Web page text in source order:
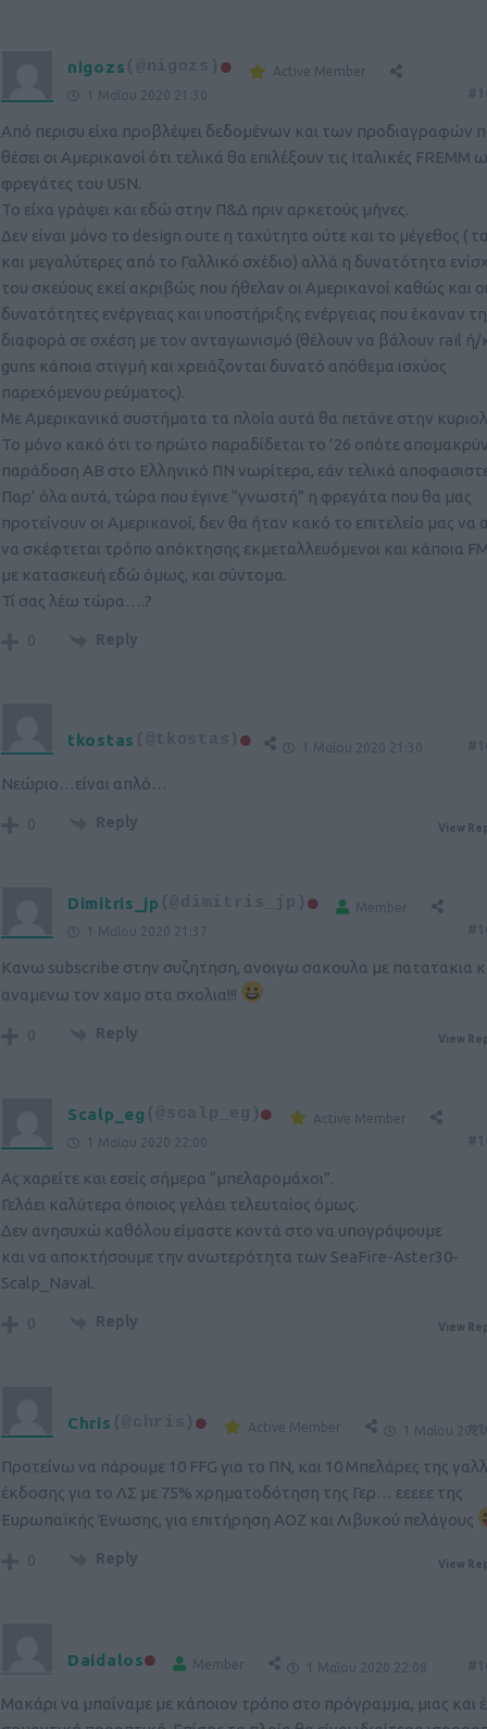
nigozs
Active Member
1 Μαΐου 2020 21:30
Από περισυ είχα προβλέψει δεδομένων και των προδιαγραφών
θέσει οι Αμερικανοί ότι τελικά θα επιλέξουν τις Ιταλικές FREMM
φρεγάτες του USN.
Το είχα γράψει και εδώ στην Π&Δ πριν αρκετούς μήνες.
Δεν είναι μόνο το design ουτε η ταχύτητα ούτε και το μέγεθος (
και μεγαλύτερες από το Γαλλικό σχέδιο) αλλά η δυνατότητα
του σκεύους εκεί ακριβώς που ήθελαν οι Αμερικανοί καθώς και
δυνατότητες ενέργειας και υποστήριξης ενέργειας που έκαναν
διαφορά σε σχέση με τον ανταγωνισμό (θέλουν να βάλουν rail ή/
guns κάποια στιγμή και χρειάζονται δυνατό απόθεμα ισχύος
παρεχόμενου ρεύματος).
Με Αμερικανικά συστήματα τα πλοία αυτά θα πετάνε στην
Το μόνο κακό ότι το πρώτο παραδίδεται το ’26 οπότε
παράδοση ΑΒ στο Ελληνικό ΠΝ νωρίτερα, εάν τελικά
Παρ’ όλα αυτά, τώρα που έγινε “γνωστή” η φρεγάτα που θα μας
προτείνουν οι Αμερικανοί, δεν θα ήταν κακό το επιτελείο μας να
να σκέφτεται τρόπο απόκτησης εκμεταλλευόμενοι και κάποια
με κατασκευή εδώ όμως, και σύντομα.
Τί σας λέω τώρα….?
0 Reply
tkostas 1 Μαΐου 2020 21:30
Νεώριο…είναι απλό…
0 Reply View
Dimitris_jp
Member
1 Μαΐου 2020 21:37
Κανω subscribe στην συζητηση, ανοιγω σακουλα με πατατακια
αναμενω τον χαμο στα σχολια!!!
0 Reply View
Scalp_eg (@scalp_eg)
Active Member
1 Μαΐου 2020 22:00
Ας χαρείτε και εσείς σήμερα “μπελαρομάχοι”.
Γελάει καλύτερα όποιος γελάει τελευταίος όμως.
Δεν ανησυχώ καθόλου είμαστε κοντά στο να υπογράψουμε
και να αποκτήσουμε την ανωτερότητα των SeaFire-Aster30-
Scalp_Naval.
0 Reply View
Chris (@chris) Active Member 1 Μαΐου
Προτείνω να πάρουμε 10 FFG για το ΠΝ, και 10 Μπελάρες της
έκδοσης για το ΛΣ με 75% χρηματοδότηση της Γερ… εεεεε της
Ευρωπαϊκής Ένωσης, για επιτήρηση ΑΟΖ και Λιβυκού πελάγους
0 Reply View
Daidalos Member 1 Μαΐου 2020 22:08
Μακάρι να μπαίναμε με κάποιον τρόπο στο πρόγραμμα, μιας και